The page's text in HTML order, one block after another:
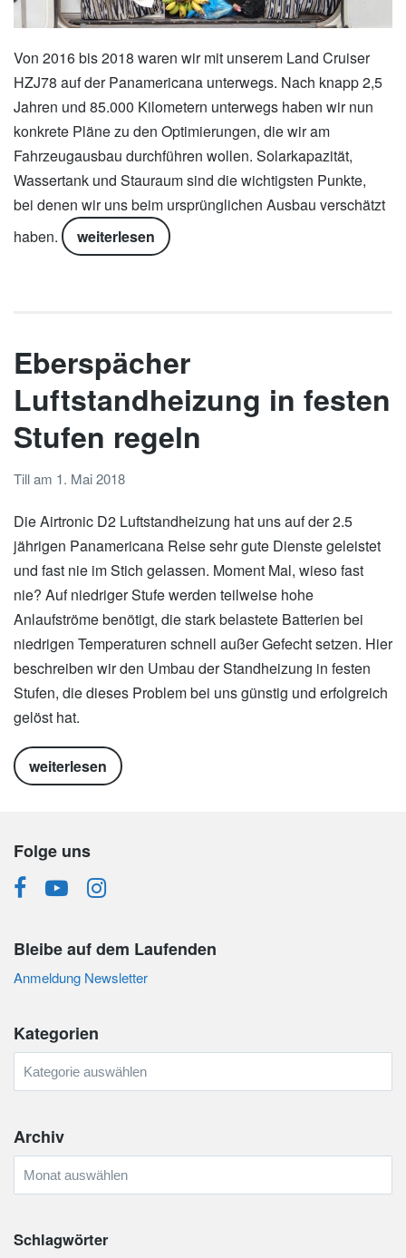
Von 2016 bis 2018 waren wir mit unserem Land Cruiser
HZJ78 auf der Panamericana unterwegs. Nach knapp 2,5
Jahren und 85.000 Kilometern unterwegs haben wir nun
konkrete Pläne zu den Optimierungen, die wir am
Fahrzeugausbau durchführen wollen. Solarkapazität,
Wassertank und Stauraum sind die wichtigsten Punkte,
bei denen wir uns beim ursprünglichen Ausbau verschätzt
haben.
weiterlesen
Eberspächer
Luftstandheizung in festen
Stufen regeln
Tillam 1. Mai 2018
Die Airtronic D2 Luftstandheizung hat uns auf der 2.5
jährigen Panamericana Reise sehr gute Dienste geleistet
und fast nie im Stich gelassen. Moment Mal, wieso fast
nie? Auf niedriger Stufe werden teilweise hohe
Anlaufströme benötigt, die stark belastete Batterien bei
niedrigen Temperaturen schnell außer Gefecht setzen. Hier
beschreiben wir den Umbau der Standheizung in festen
Stufen, die dieses Problem bei uns günstig und erfolgreich
gelöst hat.
weiterlesen
Folge uns
Bleibe auf dem Laufenden
Anmeldung Newsletter
Kategorien
Kategorien
Archiv
Archiv
Schlagwörter